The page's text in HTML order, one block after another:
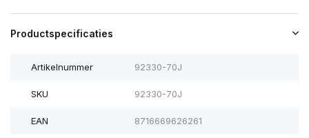
Productspecificaties
Artikelnummer 92330-70J
SKU 92330-70J
EAN 8716669626261